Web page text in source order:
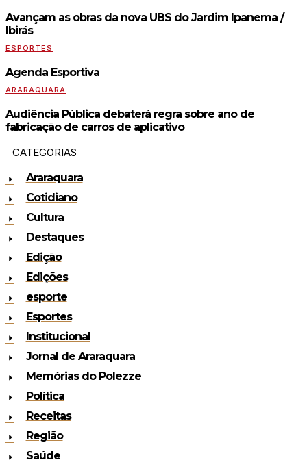
Avançam as obras da nova UBS do Jardim Ipanema /
Ibirás
ESPORTES
Agenda Esportiva
ARARAQUARA
Audiência Pública debaterá regra sobre ano de
fabricação de carros de aplicativo
CATEGORIAS
Araraquara
Cotidiano
Cultura
Destaques
Edição
Edições
esporte
Esportes
Institucional
Jornal de Araraquara
Memórias do Polezze
Política
Receitas
Região
Saúde